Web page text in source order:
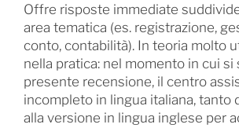
Offre risposte immediate
area tematica (es. registrazione,
conto, contabilità). In teoria molto
nella pratica: nel momento in cui si
presente recensione, il centro
incompleto in lingua italiana, tanto
alla versione in lingua inglese per